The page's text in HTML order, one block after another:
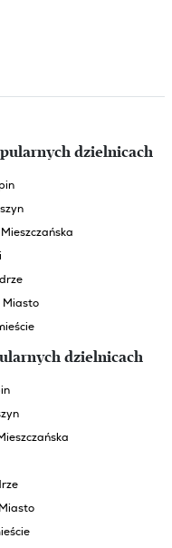
dzielnicach
Miasto
dzielnicach